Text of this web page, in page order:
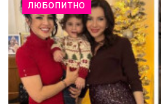
ЛЮБОПИТНО